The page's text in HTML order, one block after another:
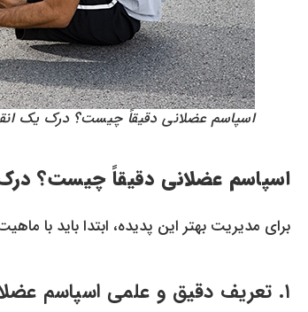
اسپاسم عضلانی دقیقاً چیست؟ درک یک
اسپاسم عضلانی دقیقاً چیست؟
برای مدیریت بهتر این پدیده، ابتدا باید با
۱. تعریف دقیق و علمی اسپاسم عضلانی و تفاوت آن با گرفتگی عضلات